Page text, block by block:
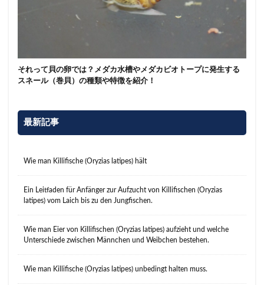
それって貝の卵では？メダカ水槽やメダカビオトープに発生する
スネール（巻貝）の種類や特徴を紹介！
最新記事
Wie man Killifische (Oryzias latipes) hält
Ein Leitfaden für Anfänger zur Aufzucht von Killifischen (Oryzias
latipes) vom Laich bis zu den Jungfischen.
Wie man Eier von Killifischen (Oryzias latipes) aufzieht und welche
Unterschiede zwischen Männchen und Weibchen bestehen.
Wie man Killifische (Oryzias latipes) unbedingt halten muss.